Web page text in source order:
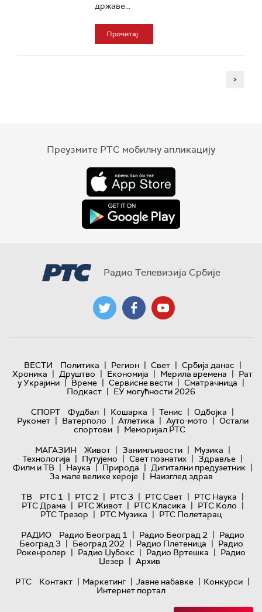
државе...
Прочитај
>
Преузмите РТС мобилну апликацију
Радио Телевизија Србије
ВЕСТИ Политика | Регион | Свет | Србија данас |
Хроника | Друштво | Економија | Мерила времена | Рат
у Украјини | Време | Сервисне вести | Сматрачница |
Подкаст | ЕУ могућности 2026
СПОРТ
Фудбал | Кошарка | Тенис | Одбојка |
Рукомет | Ватерполо | Атлетика | Ауто-мото | Остали
спортови | Меморијал РТС
МАГАЗИН
Живот | Занимљивости | Музика |
Технологијa | Путујемо | Свет познатих | Здравље |
Филм и ТВ | Наука | Природа | Дигитални предузетник |
За мале велике хероје | Наизглед здрав
ТВ
РТС 1 | РТС 2 | РТС 3 | РТС Свет | РТС Наука |
РТС Драма | РТС Живот | РТС Класика | РТС Коло |
РТС Трезор | РТС Музика | РТС Полетарац
РАДИО
Радио Београд 1 | Радио Београд 2 | Радио
Београд 3 | Београд 202 | Радио Плетеница | Радио
Рокенролер | Радио Џубокс | Радио Вртешка | Радио
Џезер | Архив
РТС
Контакт | Маркетинг | Јавне набавке | Конкурси |
Интернет портал